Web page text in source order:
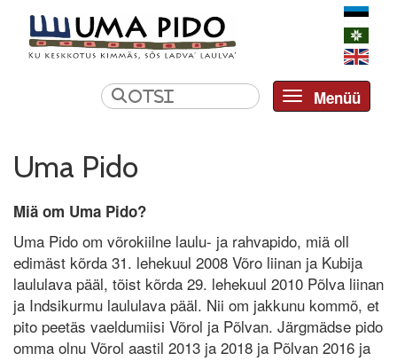
Toggle
Menüü
Uma Pido
Miä om Uma Pido?
Uma Pido om võrokiilne laulu- ja rahvapido, miä oll
edimäst kõrda 31. lehekuul 2008 Võro liinan ja Kubija
laululava pääl, tõist kõrda 29. lehekuul 2010 Põlva liinan
ja Indsikurmu laululava pääl. Nii om jakkunu kommõ, et
pito peetäs vaeldumiisi Võrol ja Põlvan. Järgmädse pido
omma olnu Võrol aastil 2013 ja 2018 ja Põlvan 2016 ja